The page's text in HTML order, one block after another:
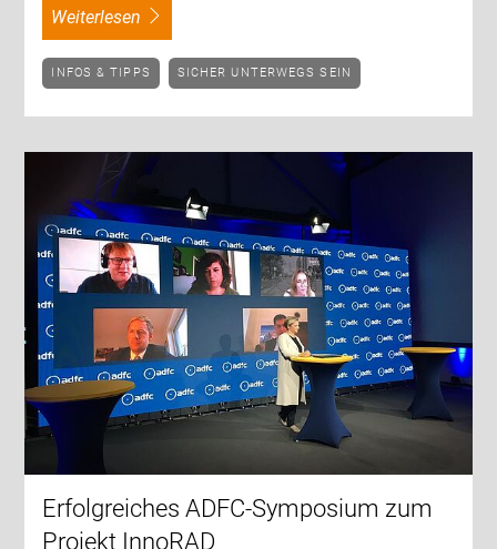
weiterlesen
INFOS & TIPPS SICHER UNTERWEGS SEIN
Erfolgreiches ADFC-Symposium zum
Projekt InnoRAD